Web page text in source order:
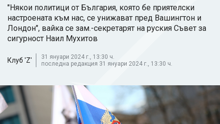
"Някои политици от България, която бе приятелски
настроената към нас, се унижават пред Вашингтон и
Лондон", вайка се зам.-секретарят на руския Съвет за
сигурност Наил Мухитов
Клуб 'Z'
31 януари 2024 г., 13:30 ч.
последна редакция 31 януари 2024 г., 13:30 ч.